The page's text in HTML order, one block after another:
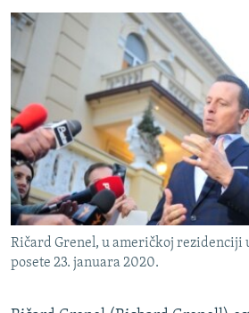
INFOGRAFIKE
KINA NA BALKANU
RSE PRIČE IZ SVIJETA
ISPRIČAJ MI
DNEVNO@RSE
SPECIJALI RSE
VIŠE OD NASLOVA
GENOCID U SREBRENICI
POPLAVE I KLIZIŠTA U BIH 2024.
PRATITE NAS
Ričard Grenel, u američkoj rezidenciji
posete 23. januara 2020.